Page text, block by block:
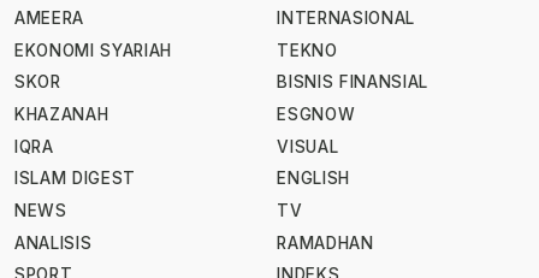
AMEERA
EKONOMI SYARIAH
SKOR
KHAZANAH
IQRA
ISLAM DIGEST
NEWS
ANALISIS
INTERNASIONAL
TEKNO
BISNIS FINANSIAL
ESGNOW
VISUAL
ENGLISH
TV
RAMADHAN